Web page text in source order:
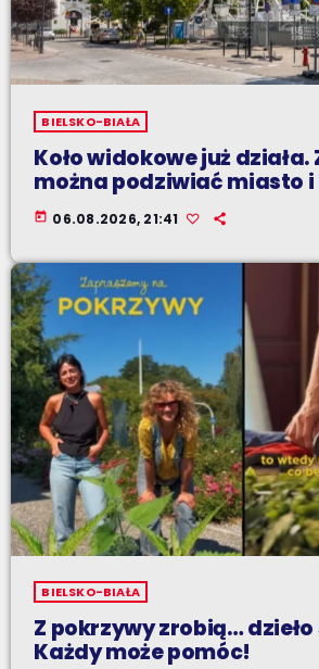
BIELSKO-BIAŁA
Koło widokowe już działa.
można podziwiać miasto i
today 06.08.2026, 21:41
BIELSKO-BIAŁA
Z pokrzywy zrobią…
Każdy może pomóc!